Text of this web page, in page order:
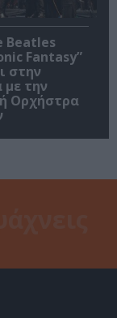
Beatles
Fantasy”
στην
με την
Ορχήστρα